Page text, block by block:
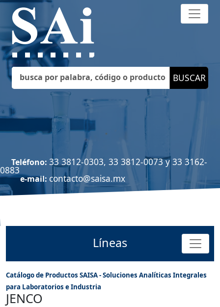
Teléfono: 33 3812-0303, 33 3812-0073 y 33 3162-
0883
e-mail: contacto@saisa.mx
Líneas
Catálogo de Productos SAISA - Soluciones Analíticas Integrales
para Laboratorios e Industria
JENCO